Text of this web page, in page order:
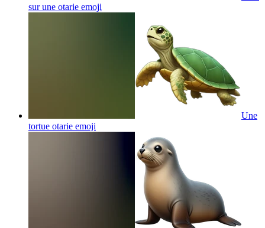
sur une otarie emoji
Une
tortue otarie emoji